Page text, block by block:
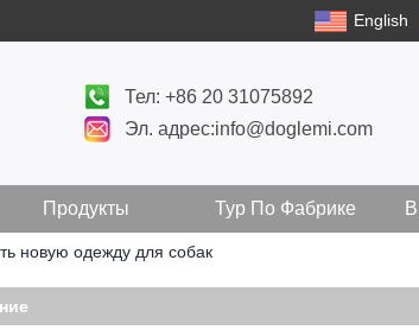
English
Тел: +86 20 31075892
Эл. адрес:info@doglemi.com
Продукты Тур По Фабрике
новую одежду для собак